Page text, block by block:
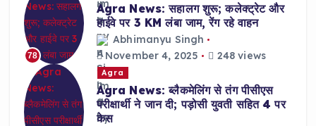
78
Agra News: सहालग शुरू; कलेक्ट्रेट और
हाईवे पर 3 KM लंबा जाम, रेंग रहे वाहन
Abhimanyu Singh
November 4, 2025
248 views
Agra
Agra News: ब्लैकमेलिंग से तंग पीसीएस
परीक्षार्थी ने जान दी; पड़ोसी युवती सहित 4 पर
केस